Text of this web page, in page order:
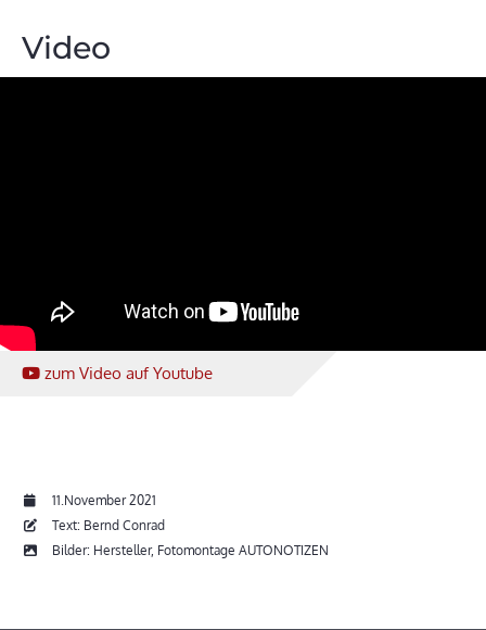
Video
zum Video auf Youtube
11.November 2021
Text: Bernd Conrad
Bilder: Hersteller, Fotomontage AUTONOTIZEN